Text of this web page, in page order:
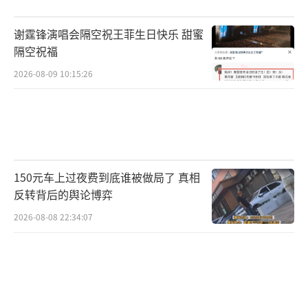
谢霆锋演唱会隔空祝王菲生日快乐 甜蜜
隔空祝福
2026-08-09 10:15:26
150元车上过夜费到底谁被做局了 真相
反转背后的舆论博弈
2026-08-08 22:34:07